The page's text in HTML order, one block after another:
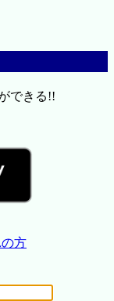
できる!!
方